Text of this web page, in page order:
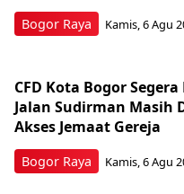
Bogor Raya Kamis, 6 Agu
Bogor Raya
CFD Kota Bogor
Jalan Sudirman Masih
Akses Jemaat Gereja
Kamis, 6 Agu